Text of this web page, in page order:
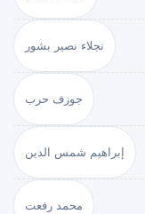
نجلاء نصير بشور
جوزف حرب
إبراهيم شمس الدين
محمد رفعت